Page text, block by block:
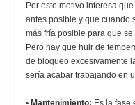
Por este motivo interesa
antes posible y que cuando
más fría posible para que
Pero hay que huir de
de bloqueo excesivamente
sería acabar trabajando en